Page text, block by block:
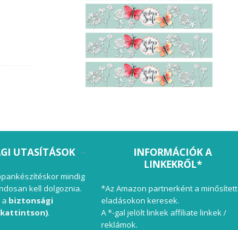
UTASÍTÁSOK
mindig
kell dolgoznia.
biztonsági
.
INFORMÁCIÓK A
LINKEKRŐL*
*Az Amazon partnerként a minősített
eladásokon keresek.
A *-gal jelölt linkek affiliate linkek /
reklámok.